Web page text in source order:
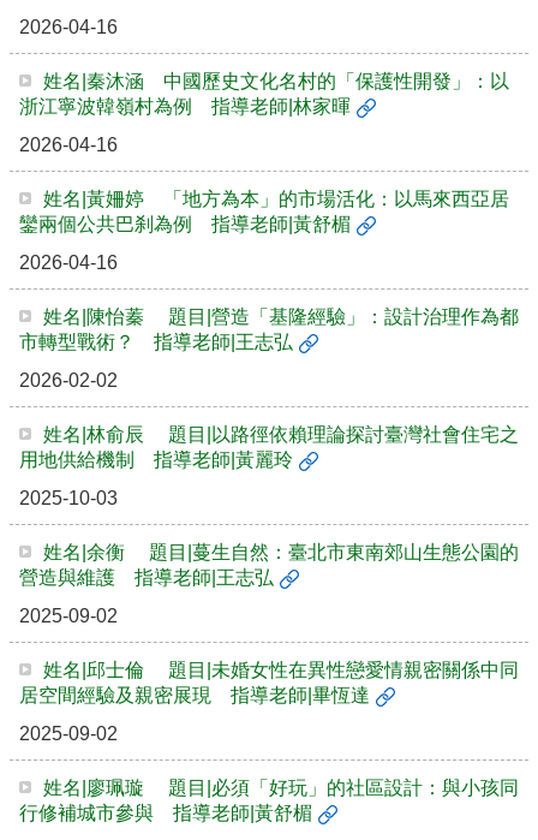
所
基
金
款
相
關
源
臺
灣
學
頁
臺
灣
大
學
圖
館
建
築
與
城
鄉
講
座
2026-04-16
姓名|秦沐涵 中國歷史文化名村的「保護性開發」：以
浙江寧波韓嶺村為例 指導老師|林家暉
2026-04-16
姓名|黃姍婷 「地方為本」的市場活化：以馬來西亞居
鑾兩個公共巴刹為例 指導老師|黃舒楣
2026-04-16
姓名|陳怡蓁 題目|營造「基隆經驗」：設計治理作為都
市轉型戰術？ 指導老師|王志弘
2026-02-02
姓名|林俞辰 題目|以路徑依賴理論探討臺灣社會住宅之
用地供給機制 指導老師|黃麗玲
2025-10-03
姓名|余衡 題目|蔓生自然：臺北市東南郊山生態公園的
營造與維護 指導老師|王志弘
2025-09-02
姓名|邱士倫 題目|未婚女性在異性戀愛情親密關係中同
居空間經驗及親密展現 指導老師|畢恆達
2025-09-02
姓名|廖珮璇 題目|必須「好玩」的社區設計：與小孩同
行修補城市參與 指導老師|黃舒楣